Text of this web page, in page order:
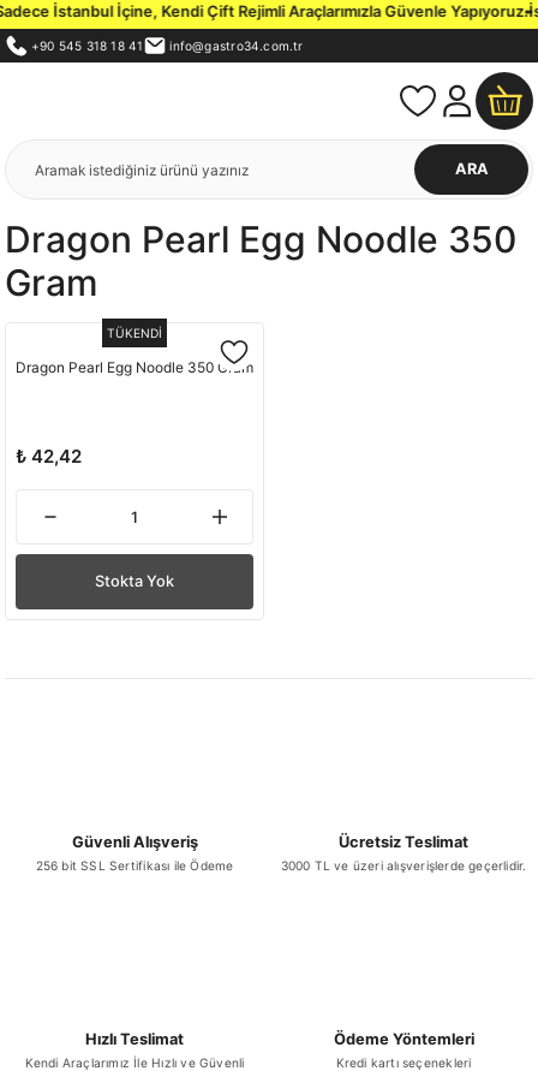
İstanbul İçine, Kendi Çift Rejimli Araçlarımızla Güvenle Yapıyoruz.
+90 545 318 18 41 info@gastro34.com.tr
ARA
Dragon Pearl Egg Noodle 350
Gram
TÜKENDİ
Dragon Pearl Egg Noodle 350 Gram
₺ 42,42
Stokta Yok
Güvenli Alışveriş
256 bit SSL Sertifikası ile Ödeme
Ücretsiz Teslimat
3000 TL ve üzeri alışverişlerde geçerlidir.
Hızlı Teslimat
Kendi Araçlarımız İle Hızlı ve Güvenli
Ödeme Yöntemleri
Kredi kartı seçenekleri